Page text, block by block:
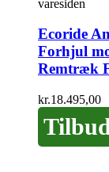
varesiden
Ecoride
Forhjul
Remtræk
kr.18.495,00